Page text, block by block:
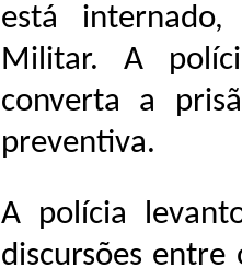
está
Militar. A
converta a
preventiva.
A polícia
discursões entre